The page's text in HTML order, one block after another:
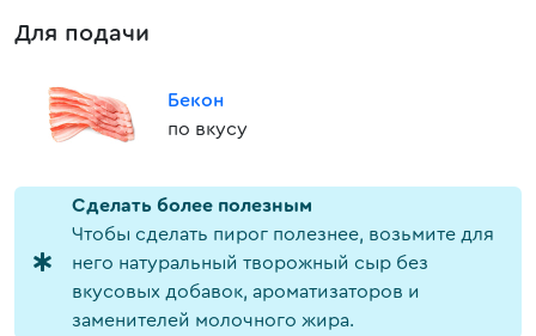
Для подачи
Бекон
по вкусу
Cделать более полезным
Чтобы сделать пирог полезнее, возьмите для
него натуральный творожный сыр без
вкусовых добавок, ароматизаторов и
заменителей молочного жира.